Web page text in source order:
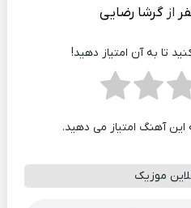
ازگرشا رضایی
تا به آن امتیاز دهید!
این آهنگ امتیاز می دهید.
موزیک